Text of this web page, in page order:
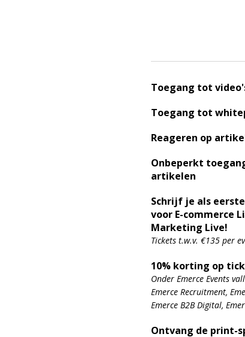
Toegang tot
Toegang tot
Reageren op
Onbeperkt
artikelen
Schrijf je als
voor E-commerce
Marketing Live!
Tickets t.w.v. €135 per
10% korting op
Onder Emerce Events
Emerce Recruitment,
Emerce B2B Digital,
Ontvang de print-